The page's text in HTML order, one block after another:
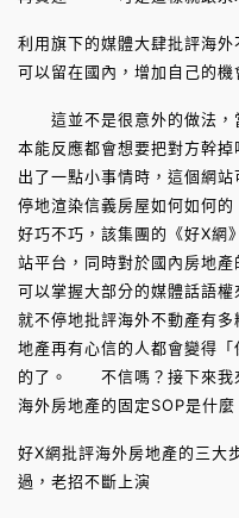
利用旗下的媒體大肆批評海
可以留在國內，增加自己的機
這並不是很意外的做法，
本能反應都會想要把對方幹
出了一點小事情時，這個網
停地渲染信義房屋如何如何
好巧不巧，該集團的《好X網
站平台，同時對於國內房地
可以掌握大部分的媒體話語
就不停地批評海外不動產有
地產再有心信的人都會變得
的了。 不信嗎？接下來我
海外房地產的固定SOP是什麼
好X網批評海外房地產的三大
過，老招不斷上演